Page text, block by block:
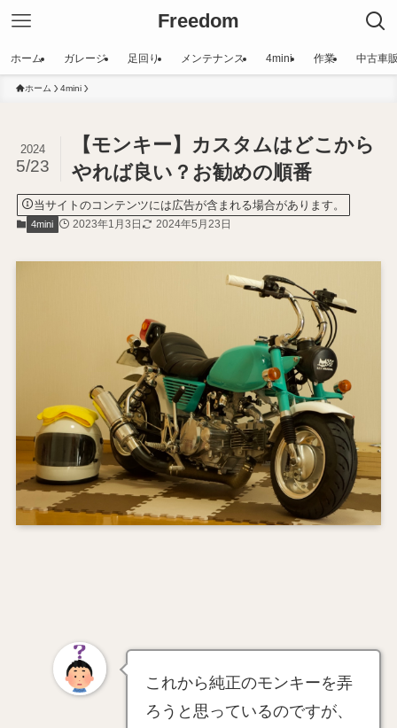
Freedom
ホーム ガレージ 足回り メンテナンス 4mini 作業 中古車
ホーム 4mini
【モンキー】カスタムはどこから
やれば良い？お勧めの順番
2024
5/23
当サイトのコンテンツには広告が含まれる場合があります。
4mini 2023年1月3日 2024年5月23日
これから純正のモンキーを弄
ろうと思っているのですが、